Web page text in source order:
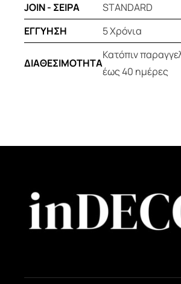
JOIN - ΣΕΙΡΑ
STANDARD
ΕΓΓΥΗΣΗ
5 Χρόνια
ΔΙΑΘΕΣΙΜΟΤΗΤΑ
Κατόπιν
έως 40 ημέρες